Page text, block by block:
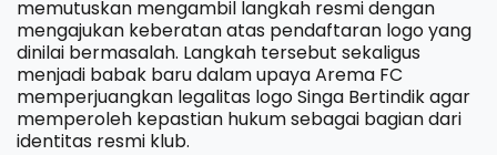
memutuskan mengambil langkah resmi dengan
mengajukan keberatan atas pendaftaran logo yang
dinilai bermasalah. Langkah tersebut sekaligus
menjadi babak baru dalam upaya Arema FC
memperjuangkan legalitas logo Singa Bertindik agar
memperoleh kepastian hukum sebagai bagian dari
identitas resmi klub.